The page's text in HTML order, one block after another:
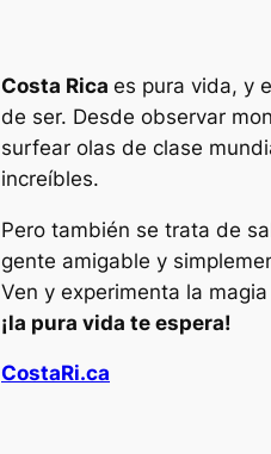
Costa Rica es pura vida, y
de ser. Desde observar
surfear olas de clase
increíbles.
Pero también se trata de
gente amigable y
Ven y experimenta la
¡la pura vida te espera!
CostaRi.ca